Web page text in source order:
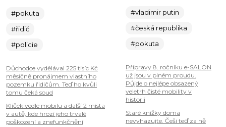
#pokuta
#řidič
#policie
Důchodce vydělával 225 tisíc Kč
měsíčně pronájmem vlastního
pozemku řidičům. Teď ho kvůli
tomu čeká soud
Klíček vedle mobilu a další 2 místa
v autě, kde hrozí jeho trvalé
poškození a znefunkčnění
#vladimir putin
#česká republika
#pokuta
Přípravy 8. ročníku e-SALON
už jsou v plném proudu.
Půjde o nejlépe obsazený
veletrh čisté mobility v
historii
Staré knížky doma
nevyhazujte. Češi teď za ně